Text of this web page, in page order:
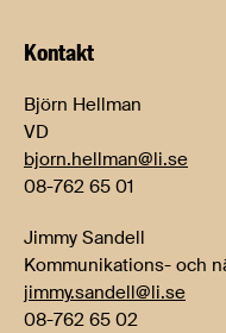
Kontakt
Björn Hellman
VD
bjorn.hellman@li.se
08-762 65 01
Jimmy Sandell
Kommunikations- och
jimmy.sandell@li.se
08-762 65 02